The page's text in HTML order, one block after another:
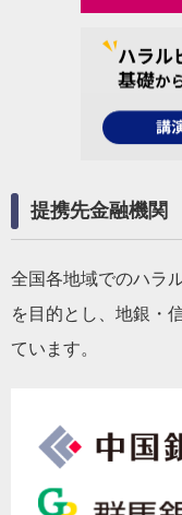
提携先金融機関
全国各地域でのハラ
を目的とし、地銀・
ています。